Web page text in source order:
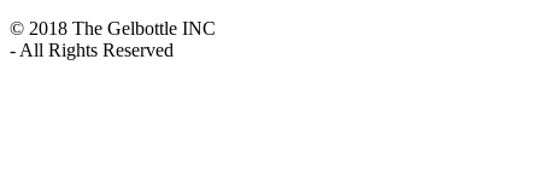
© 2018 The Gelbottle INC
- All Rights Reserved